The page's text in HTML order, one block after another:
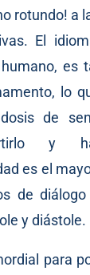
rotundo! a
El
es
lo
de
y
es el
de
y diástole.
para